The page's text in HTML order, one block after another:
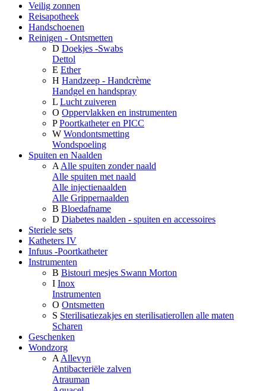
Veilig zonnen
Reisapotheek
Handschoenen
Reinigen - Ontsmetten
D Doekjes -Swabs
Dettol
E Ether
H Handzeep - Handcrème
Handgel en handspray
L Lucht zuiveren
O Oppervlakken en instrumenten
P Poortkatheter en PICC
W Wondontsmetting
Wondspoeling
Spuiten en Naalden
A Alle spuiten zonder naald
Alle spuiten met naald
Alle injectienaalden
Alle Grippernaalden
B Bloedafname
D Diabetes naalden - spuiten en accessoires
Steriele sets
Katheters IV
Infuus -Poortkatheter
Instrumenten
B Bistouri mesjes Swann Morton
I Inox
Instrumenten
O Ontsmetten
S Sterilisatiezakjes en sterilisatierollen alle maten
Scharen
Geschenken
Wondzorg
A Allevyn
Antibacteriële zalven
Atrauman